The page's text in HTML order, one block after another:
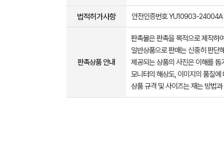
법적허가사항 안전인증번호 YU10903-24004A
판촉상품 안내
판촉물은 판촉을 목적으로 제작하
일반상품으로 판매는 신중히 판단
제공되는 상품의 사진은 이해를
모니터의 해상도, 이미지의 품질
상품 규격 및 사이즈는 재는 방법